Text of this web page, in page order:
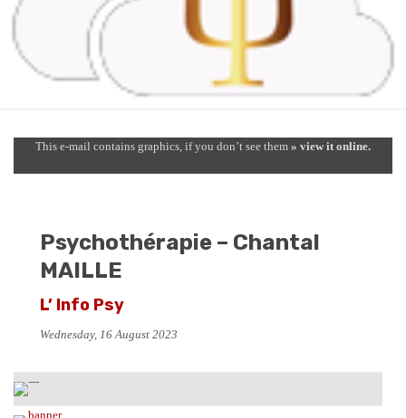
This e-mail contains graphics, if you don’t see them » view it online.
Psychothérapie – Chantal
MAILLE
L’ Info Psy
Wednesday, 16 August 2023